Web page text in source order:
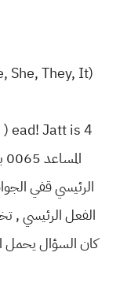
(He, She, They, It) Jie Jel ge eyes panes yal in 3
المساعد 0065 بإضاقة (5 ) الشخض الثالث الى الففل
الفعل الرئيسي ,